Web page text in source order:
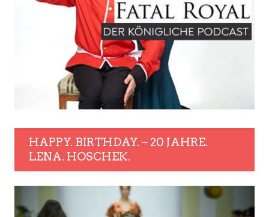
HAPPY. BIRTHDAY. – 20 JAHRE.
LENA. HOSCHEK.